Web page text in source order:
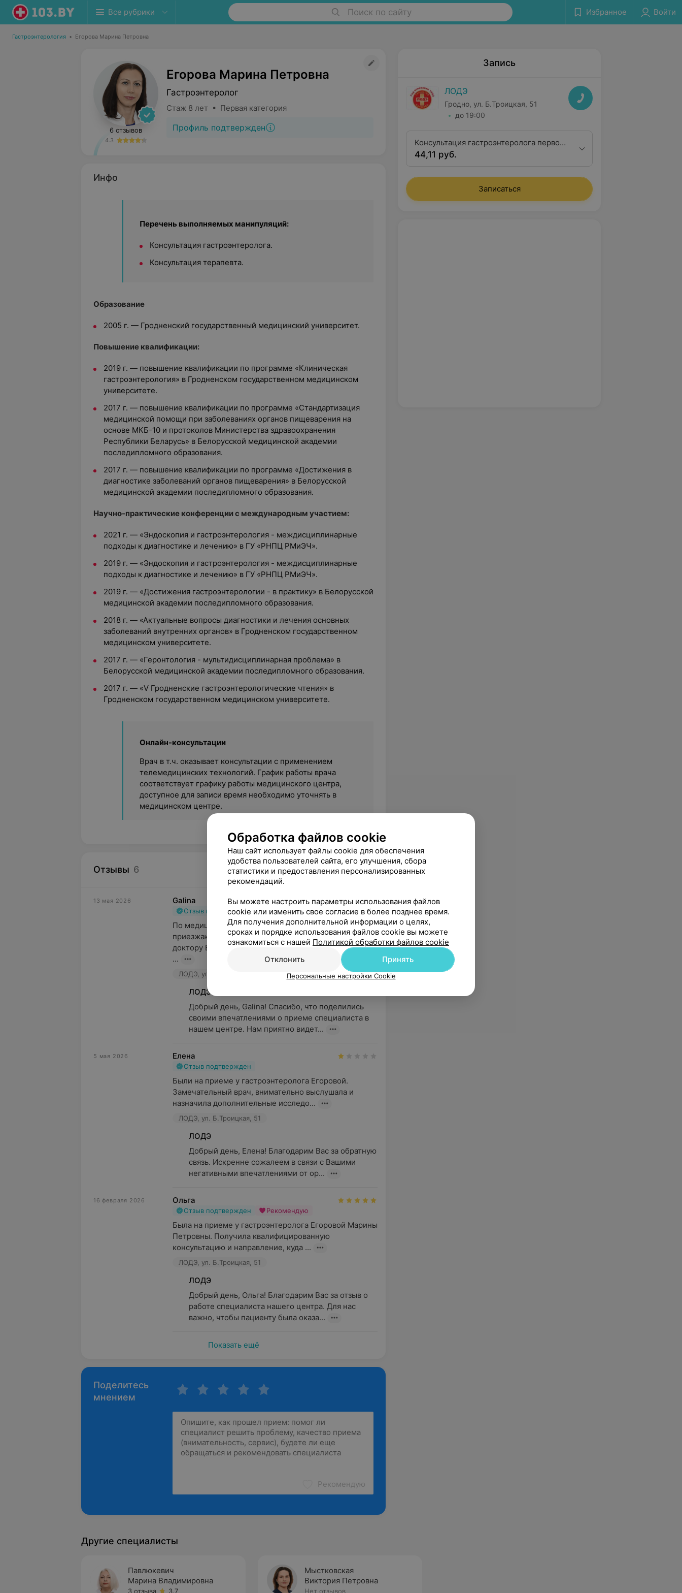
Все рубрики Поиск по сайту Избранное Войти
Гастроэнтерология • Егорова Марина Петровна
6 отзывов
4.3
Егорова Марина Петровна
Гастроэнтеролог
Стаж 8 лет • Первая категория
Профиль подтвержден
Инфо
Перечень выполняемых манипуляций:
Консультация гастроэнтеролога.
Консультация терапевта.
Образование
2005 г. — Гродненский государственный медицинский университет.
Повышение квалификации:
2019 г. — повышение квалификации по программе «Клиническая
гастроэнтерология» в Гродненском государственном медицинском
университете.
2017 г. — повышение квалификации по программе «Стандартизация
медицинской помощи при заболеваниях органов пищеварения на
основе МКБ-10 и протоколов Министерства здравоохранения
Республики Беларусь» в Белорусской медицинской академии
последипломного образования.
2017 г. — повышение квалификации по программе «Достижения в
диагностике заболеваний органов пищеварения» в Белорусской
медицинской академии последипломного образования.
Научно-практические конференции с международным участием:
2021 г. — «Эндоскопия и гастроэнтерология - междисциплинарные
подходы к диагностике и лечению» в ГУ «РНПЦ РМиЭЧ».
2019 г. — «Эндоскопия и гастроэнтерология - междисциплинарные
подходы к диагностике и лечению» в ГУ «РНПЦ РМиЭЧ».
2019 г. — «Достижения гастроэнтерологии - в практику» в Белорусской
медицинской академии последипломного образования.
2018 г. — «Актуальные вопросы диагностики и лечения основных
заболеваний внутренних органов» в Гродненском государственном
медицинском университете.
2017 г. — «Геронтология - мультидисциплинарная проблема» в
Белорусской медицинской академии последипломного образования.
2017 г. — «V Гродненские гастроэнтерологические чтения» в
Гродненском государственном медицинском университете.
Онлайн-консультации
Врач в т.ч. оказывает консультации с применением
телемедицинских технологий. График работы врача
соответствует графику работы медицинского центра,
доступное для записи время необходимо уточнять в
медицинском центре.
Отзывы 6 4.2 ЛОДЭ, ул. Б.Троицкая, 51
13 мая 2026 Galina
Отзыв подтвержден Рекомендую
По медицинским показаниям я регулярно
приезжаю(иногородняя) в город Гродно на прием к
доктору Егоровой Марине Петровне.
...
ЛОДЭ, ул. Б.Троицкая, 51
ЛОДЭ
Добрый день, Galina! Спасибо, что поделились
своими впечатлениями о приеме специалиста в
нашем центре. Нам приятно видет...
5 мая 2026 Елена
Отзыв подтвержден
Были на приеме у гастроэнтеролога Егоровой.
Замечательный врач, внимательно выслушала и
назначила дополнительные исследо...
ЛОДЭ, ул. Б.Троицкая, 51
ЛОДЭ
Добрый день, Елена! Благодарим Вас за обратную
связь. Искренне сожалеем в связи с Вашими
негативными впечатлениями от ор...
16 февраля 2026 Ольга
Отзыв подтвержден Рекомендую
Была на приеме у гастроэнтеролога Егоровой Марины
Петровны. Получила квалифицированную
консультацию и направление, куда ...
ЛОДЭ, ул. Б.Троицкая, 51
ЛОДЭ
Добрый день, Ольга! Благодарим Вас за отзыв о
работе специалиста нашего центра. Для нас
важно, чтобы пациенту была оказа...
Показать ещё
Поделитесь
мнением
Рекомендую
Запись
ЛОДЭ
Гродно, ул. Б.Троицкая, 51
до 19:00
Консультация гастроэнтеролога первой
категории
44,11 руб.
Записаться
Другие специалисты
Павлюкевич
Марина Владимировна
3 отзыва 3.7
Мыстковская
Виктория Петровна
Нет отзывов
Обработка файлов cookie
Наш сайт использует файлы cookie для обеспечения
удобства пользователей сайта, его улучшения, сбора
статистики и предоставления персонализированных
рекомендаций.
Вы можете настроить параметры использования файлов
cookie или изменить свое согласие в более позднее время.
Для получения дополнительной информации о целях,
сроках и порядке использования файлов cookie вы можете
ознакомиться с нашей Политикой обработки файлов cookie
Отклонить
Принять
Персональные настройки Cookie